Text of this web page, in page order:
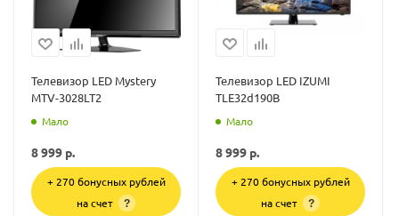
Телевизор LED Mystery
MTV-3028LT2
Мало
8 999 р.
+ 270 бонусных рублей
на счет
?
Телевизор LED IZUMI
TLE32d190B
Мало
8 999 р.
+ 270 бонусных рублей
на счет
?